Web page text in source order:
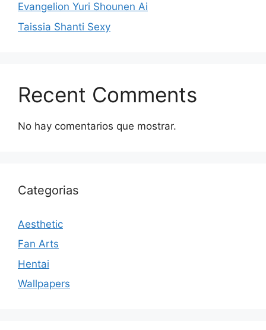
Evangelion Yuri Shounen Ai
Taissia Shanti Sexy
Recent Comments
No hay comentarios que mostrar.
Categorias
Aesthetic
Fan Arts
Hentai
Wallpapers